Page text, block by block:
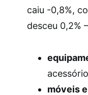
caiu -0,8%,
desceu 0,2%
móveis